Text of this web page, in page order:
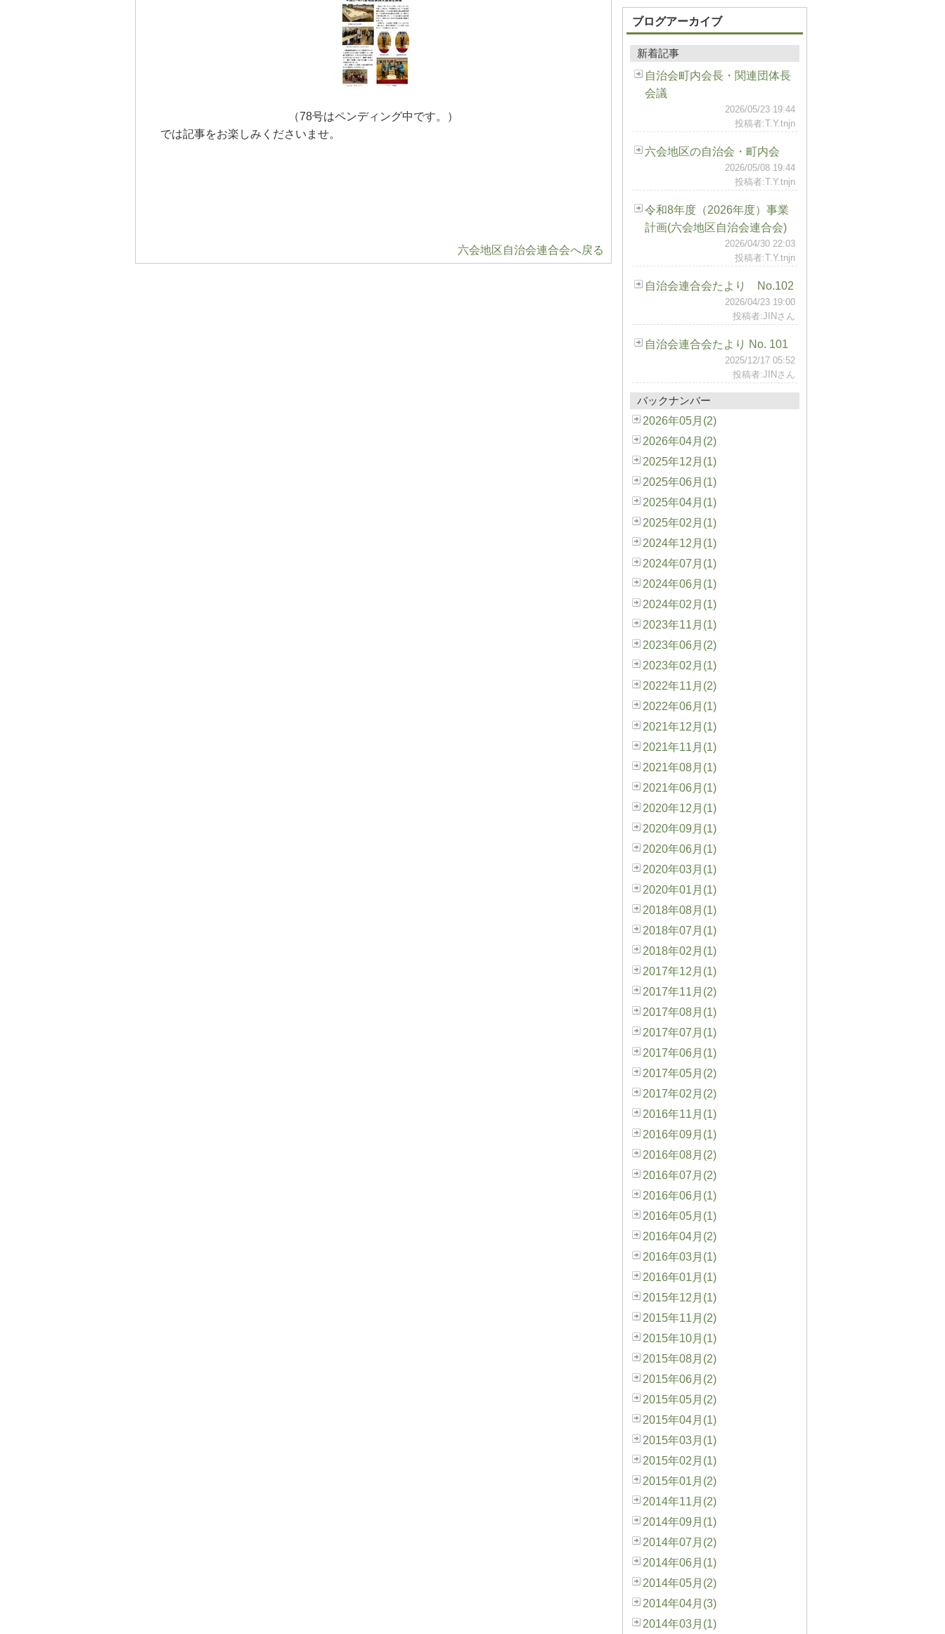
（78号はペンディング中です。）
では記事をお楽しみくださいませ。
六会地区自治会連合会へ戻る
ブログアーカイブ
新着記事
自治会町内会長・関連団体長
会議
2026/05/23 19:44
投稿者:T.Y.tnjn
六会地区の自治会・町内会
2026/05/08 19:44
投稿者:T.Y.tnjn
令和8年度（2026年度）事業
計画(六会地区自治会連合会)
2026/04/30 22:03
投稿者:T.Y.tnjn
自治会連合会たより No.102
2026/04/23 19:00
投稿者:JINさん
自治会連合会たより No. 101
2025/12/17 05:52
投稿者:JINさん
バックナンバー
2026年05月(2)
2026年04月(2)
2025年12月(1)
2025年06月(1)
2025年04月(1)
2025年02月(1)
2024年12月(1)
2024年07月(1)
2024年06月(1)
2024年02月(1)
2023年11月(1)
2023年06月(2)
2023年02月(1)
2022年11月(2)
2022年06月(1)
2021年12月(1)
2021年11月(1)
2021年08月(1)
2021年06月(1)
2020年12月(1)
2020年09月(1)
2020年06月(1)
2020年03月(1)
2020年01月(1)
2018年08月(1)
2018年07月(1)
2018年02月(1)
2017年12月(1)
2017年11月(2)
2017年08月(1)
2017年07月(1)
2017年06月(1)
2017年05月(2)
2017年02月(2)
2016年11月(1)
2016年09月(1)
2016年08月(2)
2016年07月(2)
2016年06月(1)
2016年05月(1)
2016年04月(2)
2016年03月(1)
2016年01月(1)
2015年12月(1)
2015年11月(2)
2015年10月(1)
2015年08月(2)
2015年06月(2)
2015年05月(2)
2015年04月(1)
2015年03月(1)
2015年02月(1)
2015年01月(2)
2014年11月(2)
2014年09月(1)
2014年07月(2)
2014年06月(1)
2014年05月(2)
2014年04月(3)
2014年03月(1)